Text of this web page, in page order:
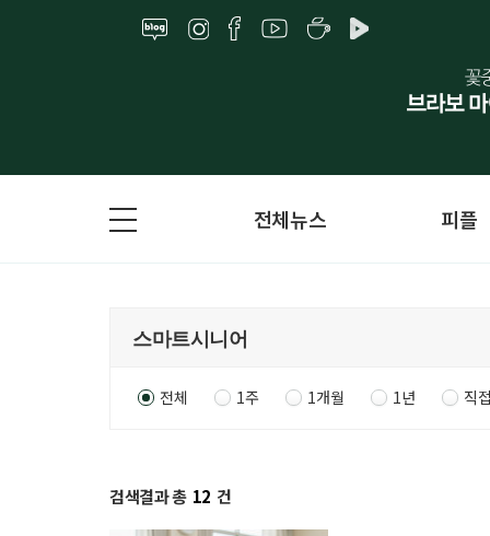
전체뉴스 피플
전체 1주 1개월 1년 직
검색결과 총 12 건